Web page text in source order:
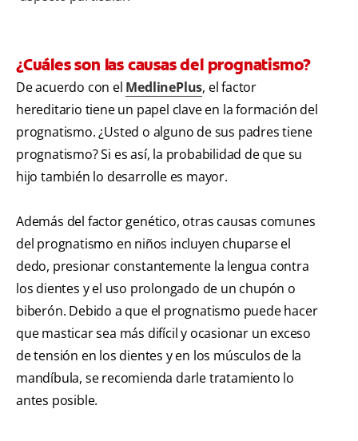
¿Cuáles son las causas del prognatismo?
De acuerdo con el MedlinePlus, el factor
hereditario tiene un papel clave en la formación del
prognatismo. ¿Usted o alguno de sus padres tiene
prognatismo? Si es así, la probabilidad de que su
hijo también lo desarrolle es mayor.
Además del factor genético, otras causas comunes
del prognatismo en niños incluyen chuparse el
dedo, presionar constantemente la lengua contra
los dientes y el uso prolongado de un chupón o
biberón. Debido a que el prognatismo puede hacer
que masticar sea más difícil y ocasionar un exceso
de tensión en los dientes y en los músculos de la
mandíbula, se recomienda darle tratamiento lo
antes posible.